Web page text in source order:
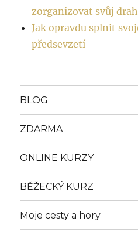
zorganizovat svůj
Jak opravdu splnit
předsevzetí
BLOG
ZDARMA
ONLINE KURZY
BĚŽECKÝ KURZ
Moje cesty a hory